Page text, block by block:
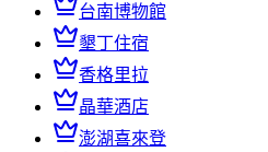
台南博物館
墾丁住宿
香格里拉
晶華酒店
澎湖喜來登